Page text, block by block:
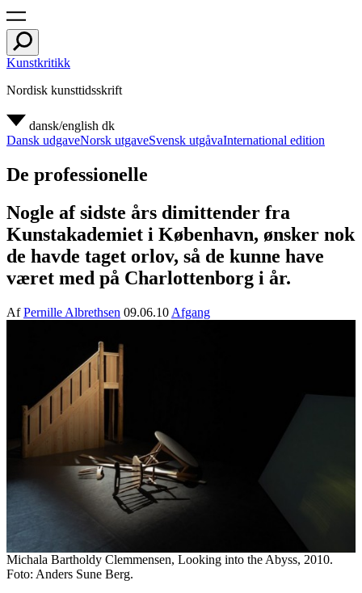
Kunstkritikk
Nordisk kunsttidsskrift
dansk/english dk
Dansk udgaveNorsk utgaveSvensk utgåvaInternational edition
De professionelle
Nogle af sidste års dimittender fra
Kunstakademiet i København, ønsker nok
de havde taget orlov, så de kunne have
været med på Charlottenborg i år.
AfPernille Albrethsen 09.06.10 Afgang
Michala Bartholdy Clemmensen, Looking into the Abyss, 2010.
Foto: Anders Sune Berg.